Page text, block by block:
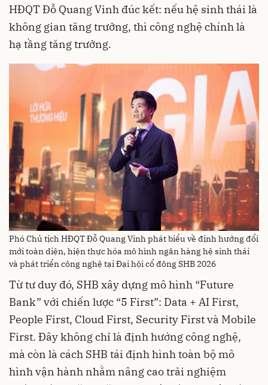
HĐQT Đỗ Quang Vinh đúc kết: nếu hệ sinh thái là
không gian tăng trưởng, thì công nghệ chính là
hạ tầng tăng trưởng.
Phó Chủ tịch HĐQT Đỗ Quang Vinh phát biểu về định hướng đổi
mới toàn diện, hiện thực hóa mô hình ngân hàng hệ sinh thái
và phát triển công nghệ tại Đại hội cổ đông SHB 2026
Từ tư duy đó, SHB xây dựng mô hình “Future
Bank” với chiến lược “5 First”: Data + AI First,
People First, Cloud First, Security First và Mobile
First. Đây không chỉ là định hướng công nghệ,
mà còn là cách SHB tái định hình toàn bộ mô
hình vận hành nhằm nâng cao trải nghiệm